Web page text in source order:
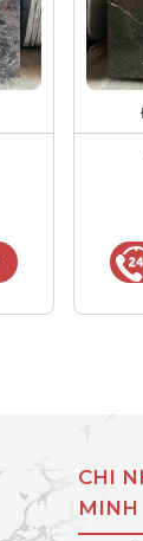
CHI
MINH